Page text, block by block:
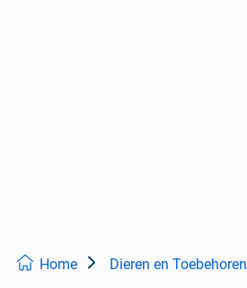
Home Dieren en Toebehoren